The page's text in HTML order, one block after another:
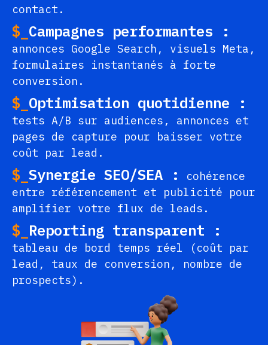
contact.
$_ Campagnes performantes :
annonces Google Search, visuels Meta,
formulaires instantanés à forte
conversion.
$_ Optimisation quotidienne :
tests A/B sur audiences, annonces et
pages de capture pour baisser votre
coût par lead.
$_ Synergie SEO/SEA :
cohérence
entre référencement et publicité pour
amplifier votre flux de leads.
$_ Reporting transparent :
tableau de bord temps réel (coût par
lead, taux de conversion, nombre de
prospects).